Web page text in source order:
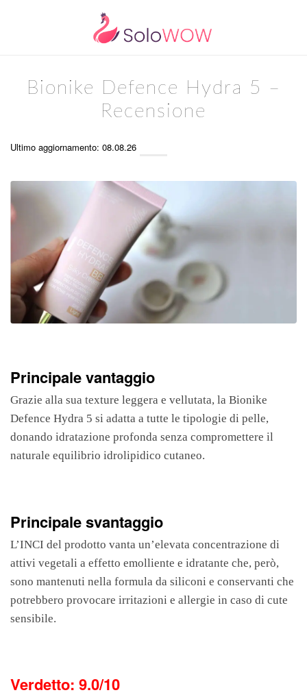
Bionike Defence Hydra 5 –
Recensione
Ultimo aggiornamento: 08.08.26
Principale vantaggio
Grazie alla sua texture leggera e vellutata, la Bionike
Defence Hydra 5 si adatta a tutte le tipologie di pelle,
donando idratazione profonda senza compromettere il
naturale equilibrio idrolipidico cutaneo.
Principale svantaggio
L’INCI del prodotto vanta un’elevata concentrazione di
attivi vegetali a effetto emolliente e idratante che, però,
sono mantenuti nella formula da siliconi e conservanti che
potrebbero provocare irritazioni e allergie in caso di cute
sensibile.
Verdetto: 9.0/10